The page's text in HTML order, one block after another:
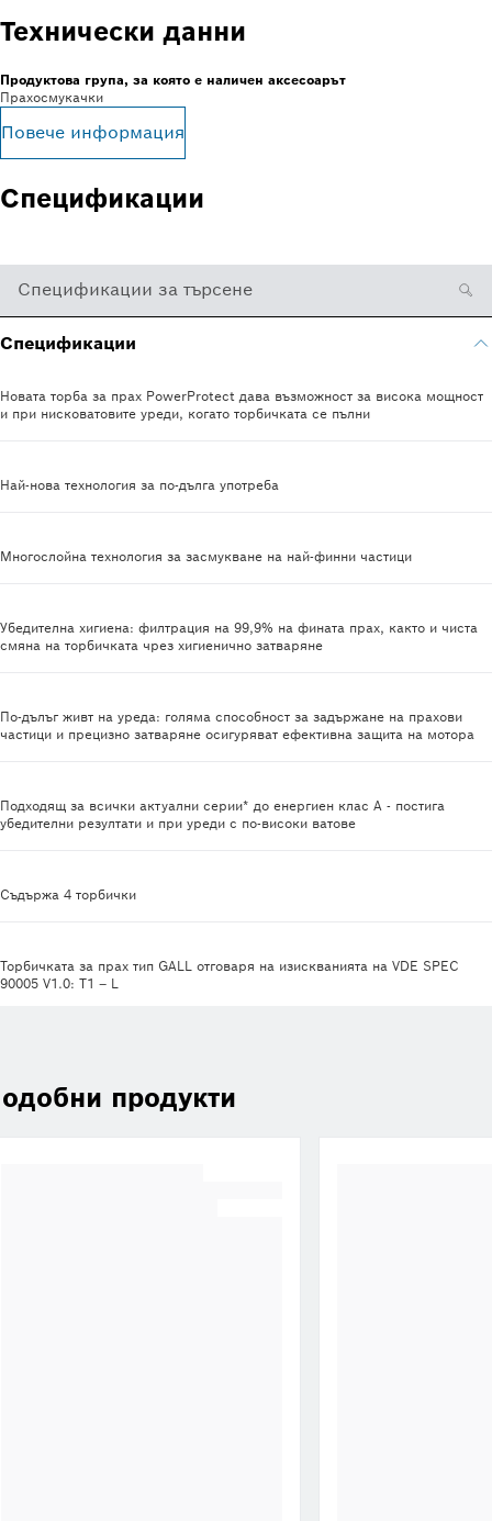
Технически данни
Продуктова група, за която е наличен аксесоарът
Прахосмукачки
Повече информация
Спецификации
Спецификации за търсене
Спецификации
Новата торба за прах PowerProtect дава възможност за висока мощност
и при нисковатовите уреди, когато торбичката се пълни
Най-нова технология за по-дълга употреба
Многослойна технология за засмукване на най-финни частици
Убедителна хигиена: филтрация на 99,9% на фината прах, както и чиста
смяна на торбичката чрез хигиенично затваряне
По-дълъг живт на уреда: голяма способност за задържане на прахови
частици и прецизно затваряне осигуряват ефективна защита на мотора
Подходящ за всички актуални серии* до енергиен клас А - постига
убедителни резултати и при уреди с по-високи ватове
Съдържа 4 торбички
Торбичката за прах тип GALL отговаря на изискванията на VDE SPEC
90005 V1.0: T1 – L
продукти